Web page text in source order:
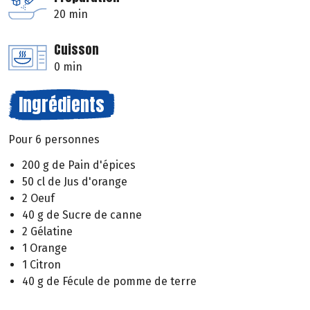
20 min
Cuisson
0 min
Ingrédients
Pour 6 personnes
200 g de Pain d'épices
50 cl de Jus d'orange
2 Oeuf
40 g de Sucre de canne
2 Gélatine
1 Orange
1 Citron
40 g de Fécule de pomme de terre